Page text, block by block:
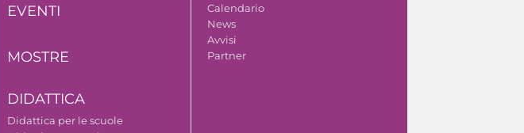
EVENTI
MOSTRE
DIDATTICA
Didattica per le scuole
Calendario
News
Avvisi
Partner